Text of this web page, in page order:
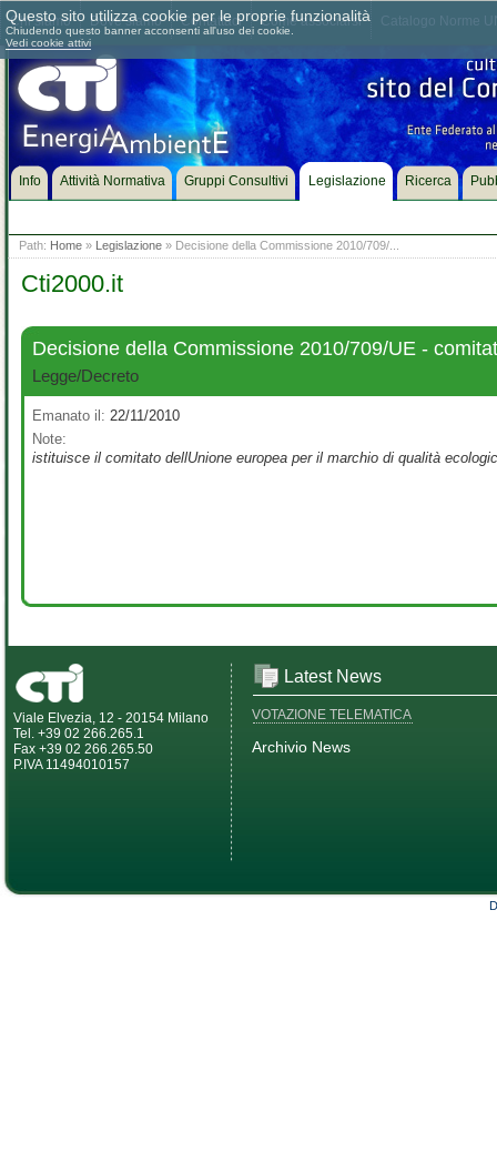
Chi siamo Dove siamo Contattaci Come associarsi
Info Attività Normativa Gruppi Consultivi Legislazione Ricerca
Path: Home » Legislazione » Decisione della Commissione 2010/709/...
Cti2000.it
Decisione della Commissione 2010/709/UE -
Legge/Decreto
Emanato il: 22/11/2010
Note:
istituisce il comitato dellUnione europea per il marchio di qualità
Viale Elvezia, 12 - 20154 Milano
Tel. +39 02 266.265.1
Fax +39 02 266.265.50
P.IVA 11494010157
Latest News
VOTAZIONE TELEMATICA
Archivio News
Questo sito utilizza cookie per le proprie funzionalità
Chiudendo questo banner acconsenti all'uso dei cookie.
Vedi cookie attivi